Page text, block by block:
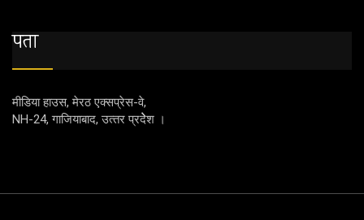
पता
मीडिया हाउस, मेरठ एक्‍सप्रेस-वे,
NH-24, गाजियाबाद, उत्‍तर प्रदेेेेश ।